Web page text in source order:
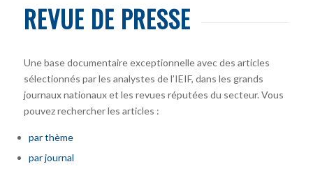
REVUE DE PRESSE
Une base documentaire exceptionnelle avec des articles
sélectionnés par les analystes de l’IEIF, dans les grands
journaux nationaux et les revues réputées du secteur. Vous
pouvez rechercher les articles :
par thème
par journal